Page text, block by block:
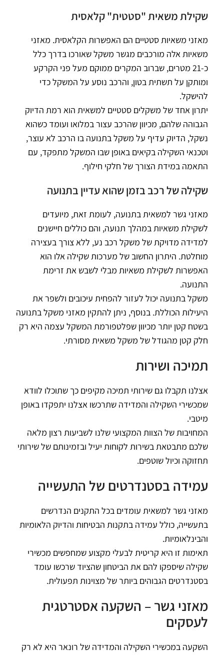
שקילת משאית "סטטית" קלאסית
מאזני משאיות סטטיים הם האפשרות הקלאסית. מאזני
משאיות אלה מורכבים מגשר משקל שאורכו בדרך כלל
כ-21 מטרים, שברוב המקרים ממוקם מעל פני הקרקע
ומותקן על תשתית בטון, והרכב נוסע על המשקל כדי
להישקל.
יתרון אחד של משקלים סטטיים למשאית הוא רמת הדיוק
הגבוהה שלהם, מכיוון שהרכב עצור במלואו ועומד כשהוא
נשקל, הדיוק עדיף על משקל בתנועה בו הרכב לא עוצר,
וטכנאי השקילה בקיאים באופן שבו המשקל מתפקד, עם
התאמה במידת הצורך של חלקי חילוף.
שקילה של רכב בזמן שהוא עדיין בתנועה
מאזני גשר למשאית בתנועה, לעומת זאת, מיועדים
לשקילת משאיות במהלך תנועה, והם כוללים חיישנים
למדידה מדויקת של משקל רכב נע, ללא צורך בעצירה
מוחלטת. היתרון החשוב של מערכות שקילה אלו הוא
האפשרות לשקילת משאיות מבלי לשבש את זרימת
התנועה.
משקל בתנועה יכול לעזור להפחית עיכובים ולשפר את
היעילות הכוללת. בנוסף, ניתן להתקין מאזני משקל בתנועה
בשטח קטן יותר מכיוון שפלטפורמת המשקל עצמה היא רק
חלק קטן מהגודל של משקל משאית מסורתי.
תמיכה ושירות
אצלנו תקבלו גם שירותי תמיכה מקיפים כך שתוכלו לוודא
שמכשירי השקילה והמדידה שתרכשו אצלנו יתפקדו באופן
מיטבי.
המחויבות של הצוות המקצועי שלנו לשביעות רצון מלאה
שלכם מתבטאת בשירות לקוחות יעיל ובזמינותם של שירותי
תחזוקה וכיול שוטפים.
עמידה בסטנדרטים של התעשייה
מאזני גשר למשאית עומדים בכל התקנים הנדרשים
בתעשייה, כולל עמידה בתקנות הבטיחות והדיוק הלאומיות
והבינלאומיות.
תאימות זו היא קריטית לבעלי מקצוע שמחפשים מכשירי
שקילה שיספקו להם את הביטחון שהציוד שרכשו עומד
בסטנדרטים הגבוהים ביותר של מצוינות תפעולית.
מאזני גשר – השקעה אסטרטגית
לעסקים
השקעה במכשירי השקילה והמדידה של רונאר היא לא רק